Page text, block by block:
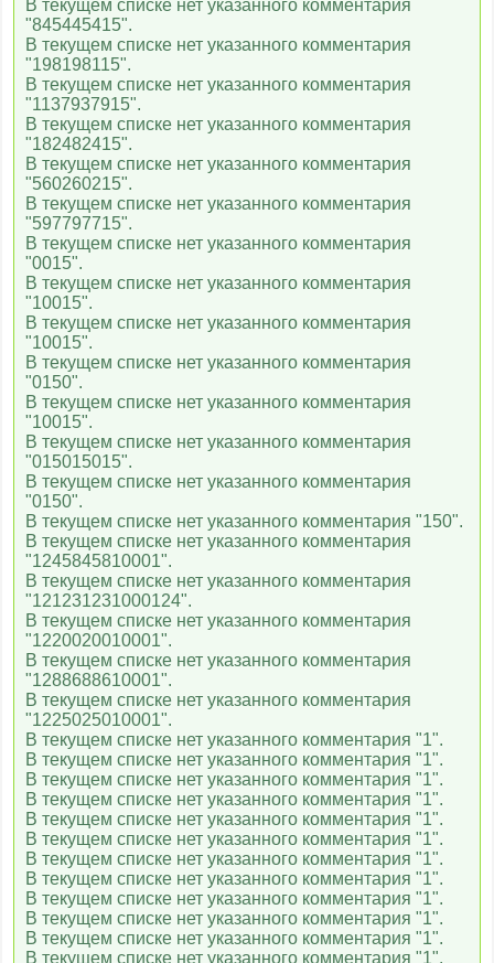
Радость моя
Gulli
Ani
Tiji
Мульт
Nick Jr
ТНТ MUSIC
Bridge TV
Europa Plus TV
MTV 00s
MTV 80s
В текущем списке нет указанного комментария
"845445415".
В текущем списке нет указанного комментария
"198198115".
В текущем списке нет указанного комментария
"1137937915".
В текущем списке нет указанного комментария
"182482415".
В текущем списке нет указанного комментария
"560260215".
В текущем списке нет указанного комментария
"597797715".
В текущем списке нет указанного комментария
"0015".
В текущем списке нет указанного комментария
"10015".
В текущем списке нет указанного комментария
"10015".
В текущем списке нет указанного комментария
"0150".
В текущем списке нет указанного комментария
"10015".
В текущем списке нет указанного комментария
"015015015".
В текущем списке нет указанного комментария
"0150".
В текущем списке нет указанного комментария "150".
В текущем списке нет указанного комментария
"1245845810001".
В текущем списке нет указанного комментария
"121231231000124".
В текущем списке нет указанного комментария
"1220020010001".
В текущем списке нет указанного комментария
"1288688610001".
В текущем списке нет указанного комментария
"1225025010001".
В текущем списке нет указанного комментария "1".
В текущем списке нет указанного комментария "1".
В текущем списке нет указанного комментария "1".
В текущем списке нет указанного комментария "1".
В текущем списке нет указанного комментария "1".
В текущем списке нет указанного комментария "1".
В текущем списке нет указанного комментария "1".
В текущем списке нет указанного комментария "1".
В текущем списке нет указанного комментария "1".
В текущем списке нет указанного комментария "1".
В текущем списке нет указанного комментария "1".
В текущем списке нет указанного комментария "1".